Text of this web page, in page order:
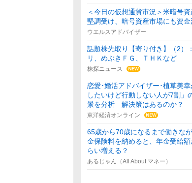
＜今日の仮想通貨市況＞米暗号
堅調受け、暗号資産市場にも資金
ウエルスアドバイザー
話題株先取り【寄り付き】（2）
リ、めぶきＦＧ、ＴＨＫなど
株探ニュース
恋愛･婚活アドバイザー･植草美
したいけど行動しない人が7割」
景を分析 解決策はあるのか？
東洋経済オンライン
65歳から70歳になるまで働きな
金保険料を納めると、年金受給額
らい増える？
あるじゃん（All About マネー）